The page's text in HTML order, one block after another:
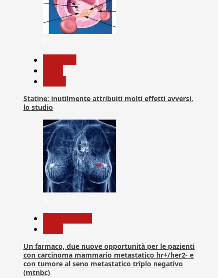
Statine: inutilmente attribuiti molti effetti avversi,
lo studio
Un farmaco, due nuove opportunità per le pazienti
con carcinoma mammario metastatico hr+/her2- e
con tumore al seno metastatico triplo negativo
(mtnbc)